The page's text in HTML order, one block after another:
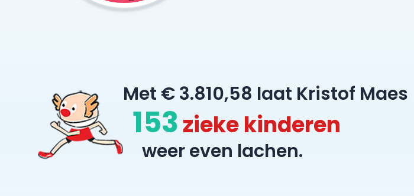
Met € 3.810,58 laat Kristof Maes
153zieke kinderen
weer even lachen.